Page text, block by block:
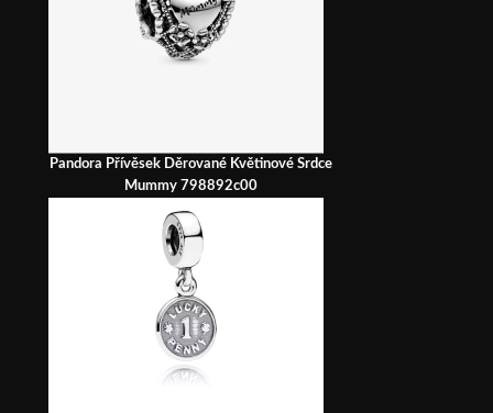
Pandora Přívěsek Děrované Květinové Srdce
Mummy 798892c00